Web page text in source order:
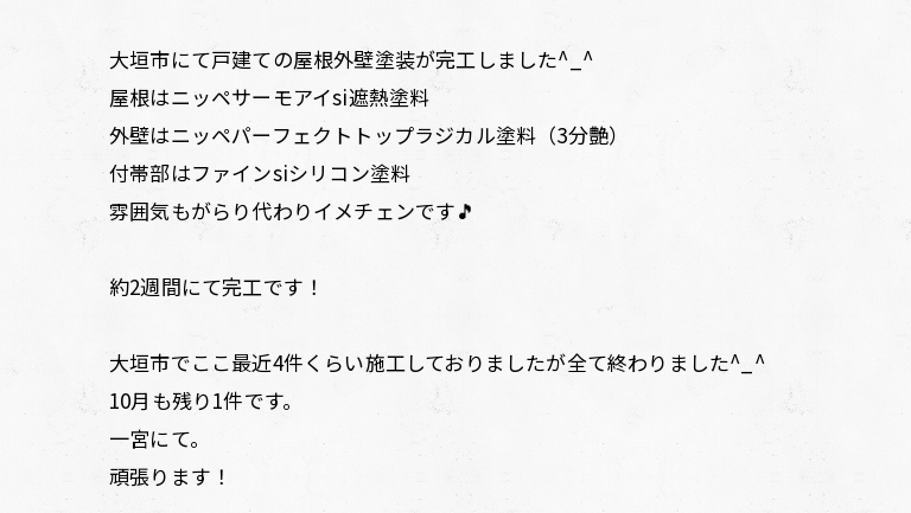
大垣市にて戸建ての屋根外壁塗装が完工しました^_^
屋根はニッペサーモアイsi遮熱塗料
外壁はニッペパーフェクトトップラジカル塗料（3分艶）
付帯部はファインsiシリコン塗料
雰囲気もがらり代わりイメチェンです🎵
約2週間にて完工です！
大垣市でここ最近4件くらい施工しておりましたが全て終わりました^_^
10月も残り1件です。
一宮にて。
頑張ります！